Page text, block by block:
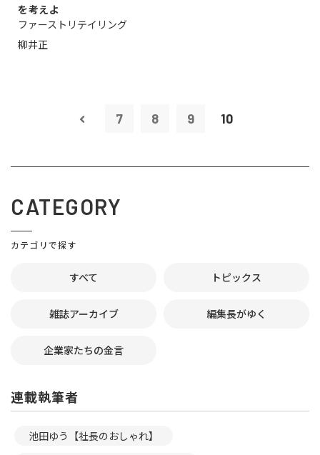
を考えよ
ファーストリテイリング
柳井正
7 8 9 10
CATEGORY
カテゴリで探す
すべて トピックス
雑誌アーカイブ 編集長がゆく
企業家たちの金言
連載執筆者
池田ゆう【社長のおしゃれ】